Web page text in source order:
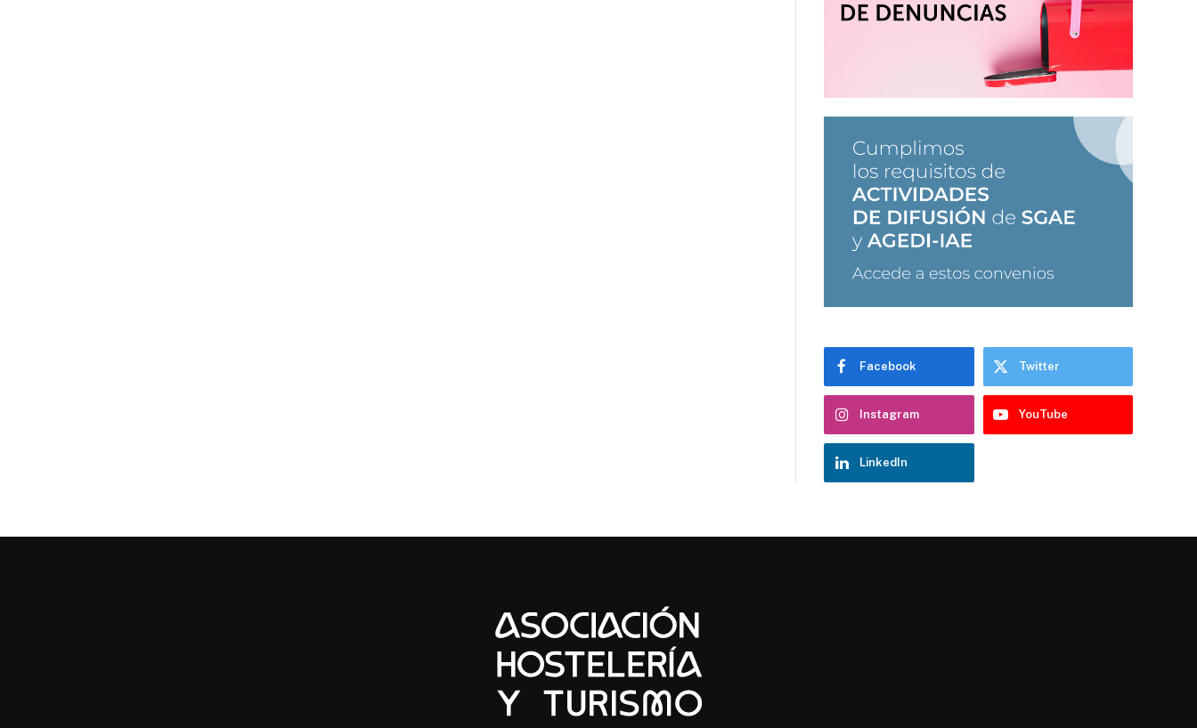
Facebook Twitter
Instagram YouTube
LinkedIn